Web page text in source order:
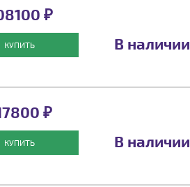
₽
КУПИТЬ В наличии
₽
КУПИТЬ В наличии